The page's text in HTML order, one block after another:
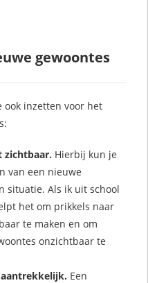
gewoontes
ook inzetten voor het
zichtbaar. Hierbij kun je
van een nieuwe
situatie. Als ik uit school
het om prikkels naar
te maken en om
onzichtbaar te
Een